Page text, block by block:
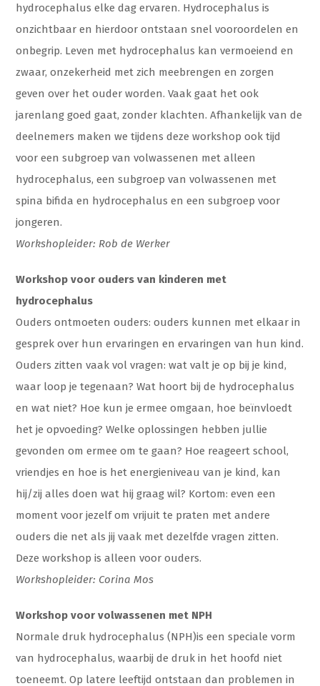
hydrocephalus elke dag ervaren. Hydrocephalus is
onzichtbaar en hierdoor ontstaan snel vooroordelen en
onbegrip. Leven met hydrocephalus kan vermoeiend en
zwaar, onzekerheid met zich meebrengen en zorgen
geven over het ouder worden. Vaak gaat het ook
jarenlang goed gaat, zonder klachten. Afhankelijk van de
deelnemers maken we tijdens deze workshop ook tijd
voor een subgroep van volwassenen met alleen
hydrocephalus, een subgroep van volwassenen met
spina bifida en hydrocephalus en een subgroep voor
jongeren.
Workshopleider: Rob de Werker
Workshop voor ouders van kinderen met
hydrocephalus
Ouders ontmoeten ouders: ouders kunnen met elkaar in
gesprek over hun ervaringen en ervaringen van hun kind.
Ouders zitten vaak vol vragen: wat valt je op bij je kind,
waar loop je tegenaan? Wat hoort bij de hydrocephalus
en wat niet? Hoe kun je ermee omgaan, hoe beïnvloedt
het je opvoeding? Welke oplossingen hebben jullie
gevonden om ermee om te gaan? Hoe reageert school,
vriendjes en hoe is het energieniveau van je kind, kan
hij/zij alles doen wat hij graag wil? Kortom: even een
moment voor jezelf om vrijuit te praten met andere
ouders die net als jij vaak met dezelfde vragen zitten.
Deze workshop is alleen voor ouders.
Workshopleider: Corina Mos
Workshop voor volwassenen met NPH
Normale druk hydrocephalus (NPH)is een speciale vorm
van hydrocephalus, waarbij de druk in het hoofd niet
toeneemt. Op latere leeftijd ontstaan dan problemen in